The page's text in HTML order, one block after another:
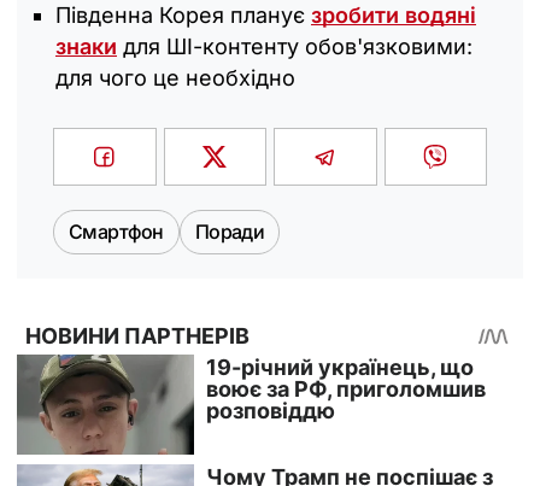
Південна Корея планує зробити водяні
знаки для ШІ-контенту обов'язковими:
для чого це необхідно
Смартфон Поради